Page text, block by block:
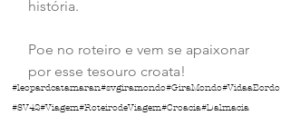
história.
Poe no roteiro e vem se apaixonar
por esse tesouro croata!
#leopardcatamaran#svgiramondo#GiraMondo#VidaaBordo
#SV42#Viagem#RoteirodeViagem#Croacia#Dalmacia